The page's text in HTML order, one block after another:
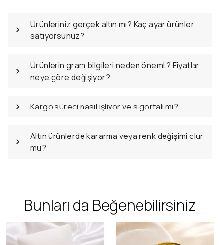
Ürünleriniz gerçek altın mı? Kaç ayar ürünler
satıyorsunuz?
Ürünlerin gram bilgileri neden önemli? Fiyatlar
neye göre değişiyor?
Kargo süreci nasıl işliyor ve sigortalı mı?
Altın ürünlerde kararma veya renk değişimi olur
mu?
Bunları da Beğenebilirsiniz